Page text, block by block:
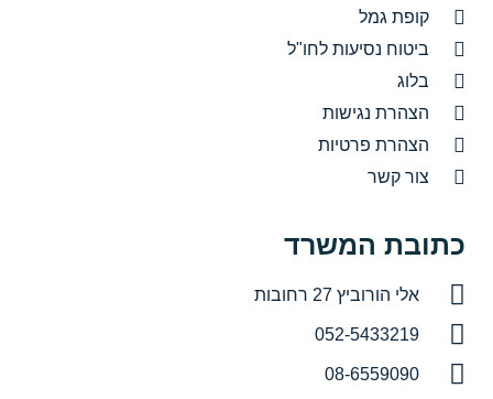
קופת גמל
ביטוח נסיעות לחו"ל
בלוג
הצהרת נגישות
הצהרת פרטיות
צור קשר
כתובת המשרד
אלי הורוביץ 27 רחובות
052-5433219
08-6559090